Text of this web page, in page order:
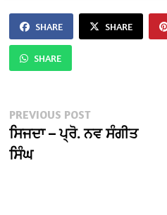
SHARE SHARE
SHARE
Post
navigation
PREVIOUS POSTPrevious
post:
ਸਿਜਦਾ – ਪ੍ਰੋ. ਨਵ ਸੰਗੀਤ
ਸਿੰਘ